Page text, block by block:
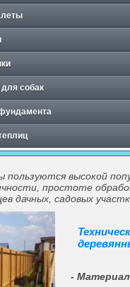
собак
заборы
522
высокой
простоте
дачных, садовых
-
Фотографии